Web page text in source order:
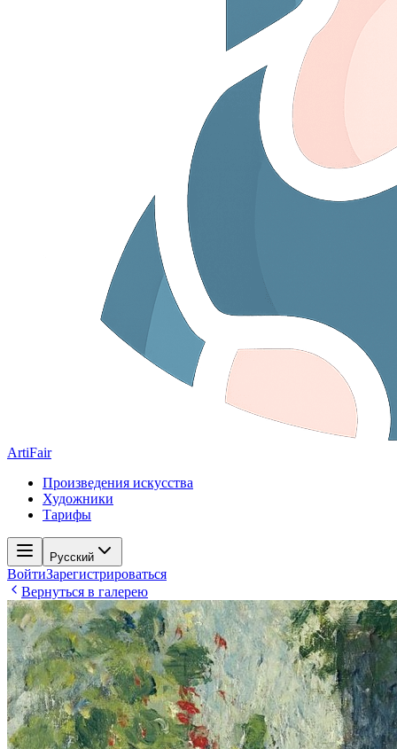
ArtiFair
Произведения искусства
Художники
Тарифы
Русский
ВойтиЗарегистрироваться
Вернуться в галерею